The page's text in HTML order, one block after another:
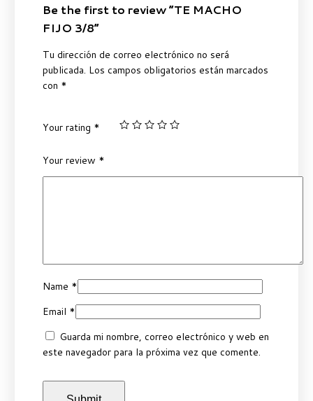
Be the first to review “TE MACHO
FIJO 3/8”
Tu dirección de correo electrónico no será
publicada. Los campos obligatorios están marcados
con *
Your rating *
Your review *
Name *
Email *
Guarda mi nombre, correo electrónico y web en
este navegador para la próxima vez que comente.